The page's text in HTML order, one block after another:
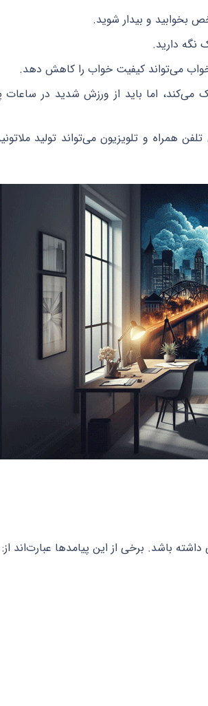
و بیدار شوید.
نگه دارید.
می‌تواند کیفیت خواب را کاهش دهد.
اما باید از ورزش شدید در ساعات
همراه و تلویزیون می‌تواند تولید
باشد. برخی از این پیامدها عبارت‌اند از: